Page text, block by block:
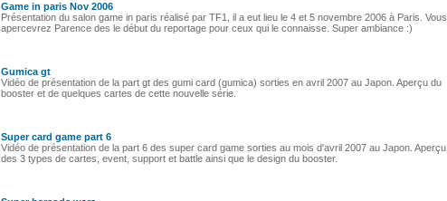
Game in paris Nov 2006
Présentation du salon game in paris réalisé par TF1, il a eut lieu le 4 et 5 novembre 2006 à Paris. Vous
apercevrez Parence des le début du reportage pour ceux qui le connaisse. Super ambiance :)
Gumica gt
Vidéo de présentation de la part gt des gumi card (gumica) sorties en avril 2007 au Japon. Aperçu du
booster et de quelques cartes de cette nouvelle série.
Super card game part 6
Vidéo de présentation de la part 6 des super card game sorties au mois d'avril 2007 au Japon. Aperçu
des 3 types de cartes, event, support et battle ainsi que le design du booster.